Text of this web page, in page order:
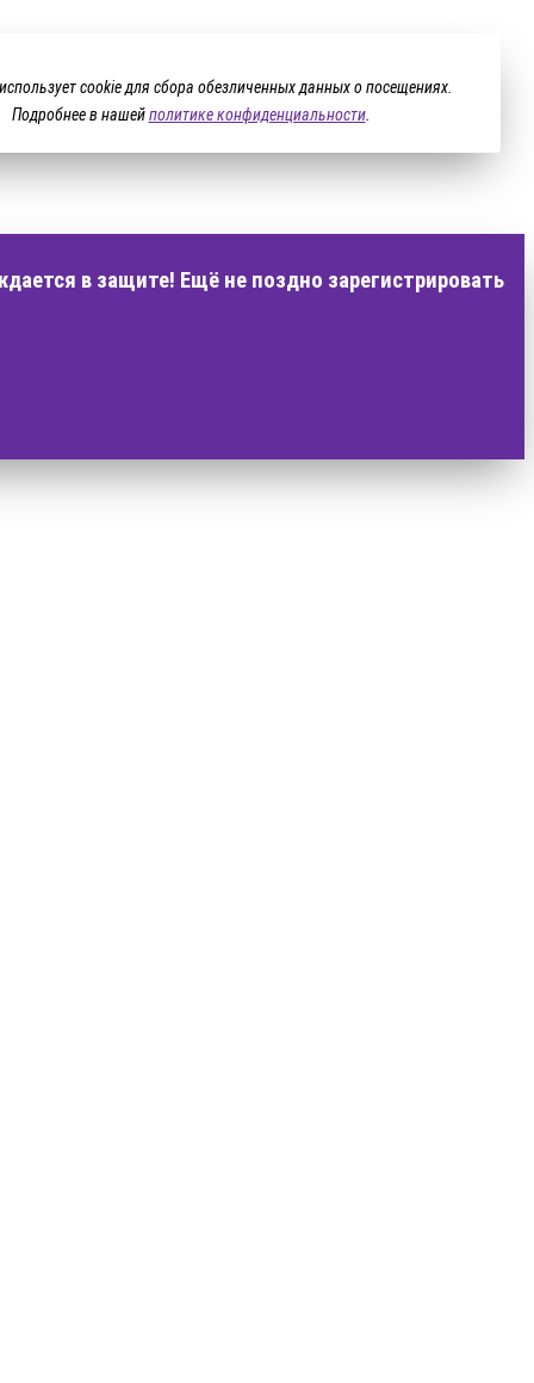
cookie для сбора обезличенных данных о посещениях.
Подробнее в нашейполитике конфиденциальности.
в защите! Ещё не поздно зарегистрировать